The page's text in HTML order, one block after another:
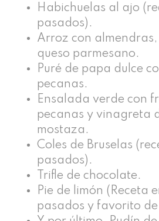
Habichuelas al ajo
pasados).
Arroz con
queso parmesano.
Puré de papa dulce
pecanas.
Ensalada verde con
pecanas y vinagreta
mostaza.
Coles de Bruselas
pasados).
Trifle de chocolate.
Pie de limón (Receta
pasados y favorito de